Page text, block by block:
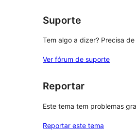
Suporte
Tem algo a dizer? Precisa
Ver fórum de suporte
Reportar
Este tema tem problemas
Reportar este tema